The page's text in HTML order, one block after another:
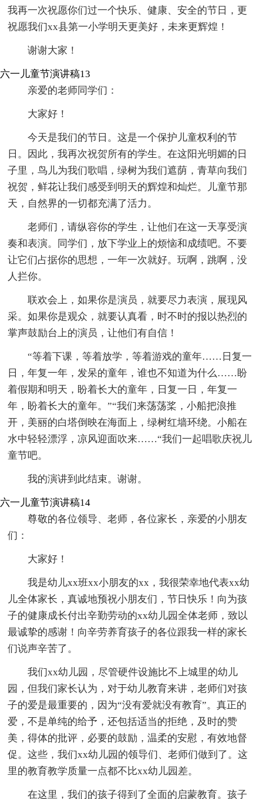
我再一次祝愿你们过一个快乐、健康、安全的节日，更
祝愿我们xx县第一小学明天更美好，未来更辉煌！
谢谢大家！
六一儿童节演讲稿13
亲爱的老师同学们：
大家好！
今天是我们的节日。这是一个保护儿童权利的节
日。因此，我再次祝贺所有的学生。在这阳光明媚的日
子里，鸟儿为我们歌唱，绿树为我们遮荫，青草向我们
祝贺，鲜花让我们感受到明天的辉煌和灿烂。儿童节那
天，自然界的一切都充满了活力。
老师们，请纵容你的学生，让他们在这一天享受演
奏和表演。同学们，放下学业上的烦恼和成绩吧。不要
让它们占据你的思想，一年一次就好。玩啊，跳啊，没
人拦你。
联欢会上，如果你是演员，就要尽力表演，展现风
采。如果你是观众，就要认真看，时不时的报以热烈的
掌声鼓励台上的演员，让他们有自信！
“等着下课，等着放学，等着游戏的童年……日复一
日，年复一年，发呆的童年，谁也不知道为什么……盼
着假期和明天，盼着长大的童年，日复一日，年复一
年，盼着长大的童年。”“我们来荡荡桨，小船把浪推
开，美丽的白塔倒映在海面上，绿树红墙环绕。小船在
水中轻轻漂浮，凉风迎面吹来……“我们一起唱歌庆祝儿
童节吧。
我的演讲到此结束。谢谢。
六一儿童节演讲稿14
尊敬的各位领导、老师，各位家长，亲爱的小朋友
们：
大家好！
我是幼儿xx班xx小朋友的xx，我很荣幸地代表xx幼
儿全体家长，真诚地预祝小朋友们，节日快乐！向为孩
子的健康成长付出辛勤劳动的xx幼儿园全体老师，致以
最诚挚的感谢！向辛劳养育孩子的各位跟我一样的家长
们说声辛苦了。
我们xx幼儿园，尽管硬件设施比不上城里的幼儿
园，但我们家长认为，对于幼儿教育来讲，老师们对孩
子的爱是最重要的，因为“没有爱就没有教育”。真正的
爱，不是单纯的给予，还包括适当的拒绝，及时的赞
美，得体的批评，必要的鼓励，温柔的安慰，有效地督
促。这些，我们xx幼儿园的领导们、老师们做到了。这
里的教育教学质量一点都不比xx幼儿园差。
在这里，我们的孩子得到了全面的启蒙教育。孩子